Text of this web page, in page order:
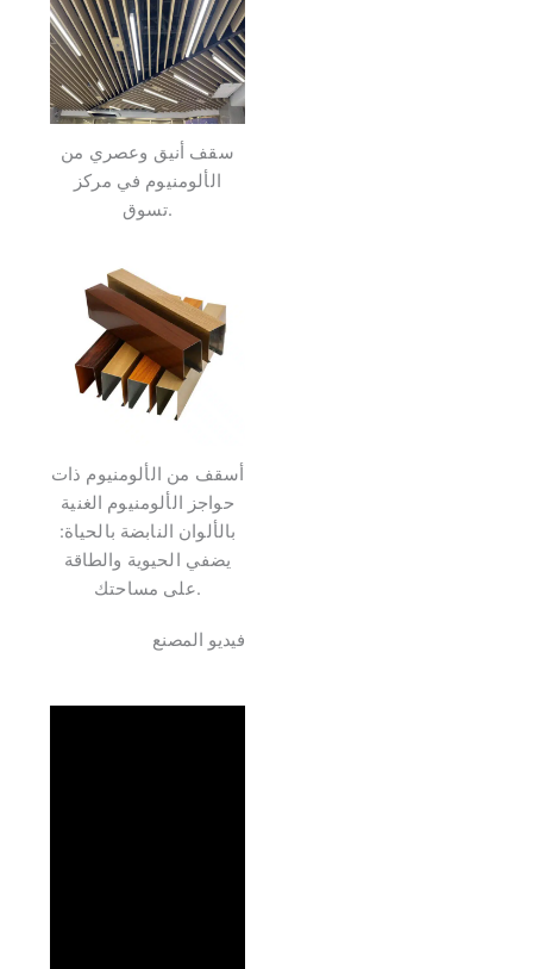
سقف أنيق وعصري من
الألومنيوم في مركز
تسوق.
أسقف من الألومنيوم ذات
حواجز الألومنيوم الغنية
بالألوان النابضة بالحياة:
يضفي الحيوية والطاقة
على مساحتك.
فيديو المصنع